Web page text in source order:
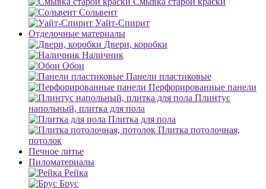
Сольвент
Уайт-Спирит
Отделочные материалы
Двери, коробки
Наличник
Обои
Панели пластиковые
Перфорированные панели
Плинтус
напольный, плитка для пола
Плитка для пола
Плитка потолочная,
потолок
Печное литье
Пиломатериалы
Рейка
Брус